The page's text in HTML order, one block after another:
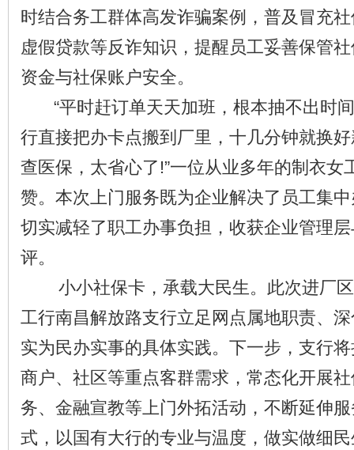
时结合务工群体高发诈骗案例，普及冒充
虚假贷款等反诈知识，提醒员工妥善保管
资金与社保账户安全。
“平时赶订单天天加班，根本抽不出时
行直接把办卡点搬到厂里，十几分钟就换
查医保，太省心了!”一位从业多年的制衣女
赞。本次上门服务既为企业解决了员工集
切实减轻了职工办事负担，收获企业管理
评。
小小社保卡，承载大民生。此次进厂区
工行南昌解放路支行立足网点属地职责、
实为民办实事的具体实践。下一步，支行
商户、社区等重点客群需求，常态化开展
务、金融宣教等上门外拓活动，不断延伸
式，以国有大行的专业与温度，做实做细